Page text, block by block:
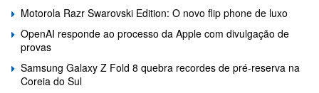
Motorola Razr Swarovski Edition: O novo flip phone de luxo
OpenAI responde ao processo da Apple com divulgação de
provas
Samsung Galaxy Z Fold 8 quebra recordes de pré-reserva na
Coreia do Sul